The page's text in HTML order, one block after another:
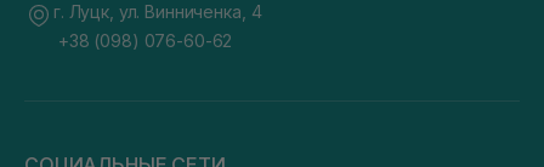
г. Луцк, ул. Винниченка, 4
+38 (098) 076-60-62